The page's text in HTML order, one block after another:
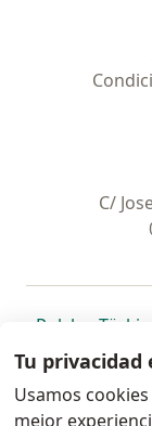
C/
Polska se
Türkiye
Portugal
Tu
Usamos
mejor